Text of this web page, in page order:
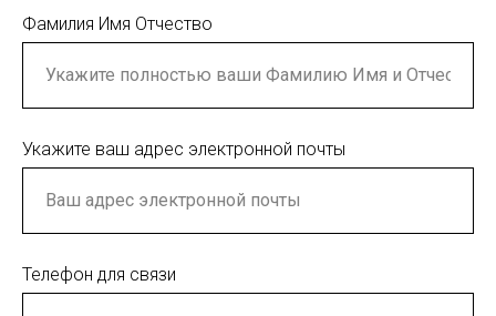
Фамилия Имя Отчество
Укажите ваш адрес электронной почты
Телефон для связи